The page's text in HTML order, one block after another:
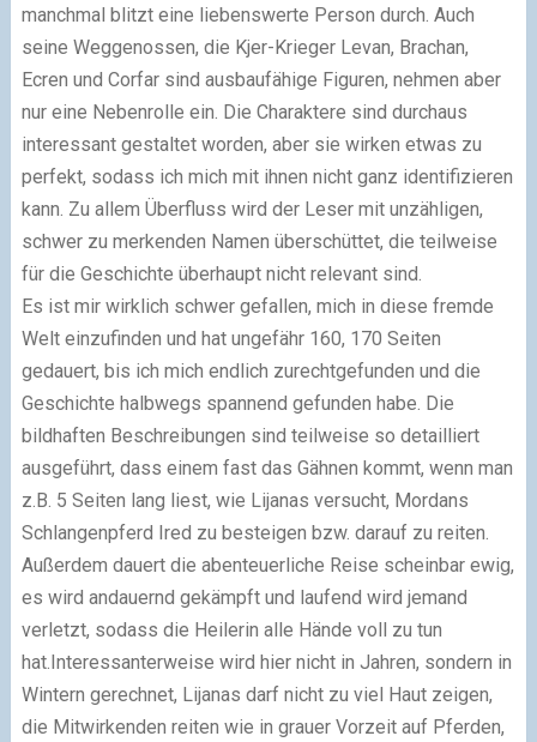
manchmal blitzt eine liebenswerte Person durch. Auch
seine Weggenossen, die Kjer-Krieger Levan, Brachan,
Ecren und Corfar sind ausbaufähige Figuren, nehmen aber
nur eine Nebenrolle ein. Die Charaktere sind durchaus
interessant gestaltet worden, aber sie wirken etwas zu
perfekt, sodass ich mich mit ihnen nicht ganz identifizieren
kann. Zu allem Überfluss wird der Leser mit unzähligen,
schwer zu merkenden Namen überschüttet, die teilweise
für die Geschichte überhaupt nicht relevant sind.
Es ist mir wirklich schwer gefallen, mich in diese fremde
Welteinzufinden und hat ungefähr 160, 170 Seiten
gedauert, bis ich mich endlich zurechtgefunden und die
Geschichte halbwegs spannend gefunden habe. Die
bildhaften Beschreibungen sind teilweise so detailliert
ausgeführt, dass einem fast das Gähnen kommt, wenn man
z.B. 5 Seiten lang liest, wie Lijanas versucht, Mordans
Schlangenpferd Ired zu besteigen bzw. darauf zu reiten.
Außerdem dauert die abenteuerliche Reise scheinbar ewig,
es wird andauernd gekämpft und laufend wird jemand
verletzt, sodass die Heilerin alle Hände voll zu tun
hat.Interessanterweise wird hier nicht in Jahren, sondern in
Wintern gerechnet, Lijanas darf nicht zu viel Haut zeigen,
die Mitwirkenden reiten wie in grauer Vorzeit auf Pferden,